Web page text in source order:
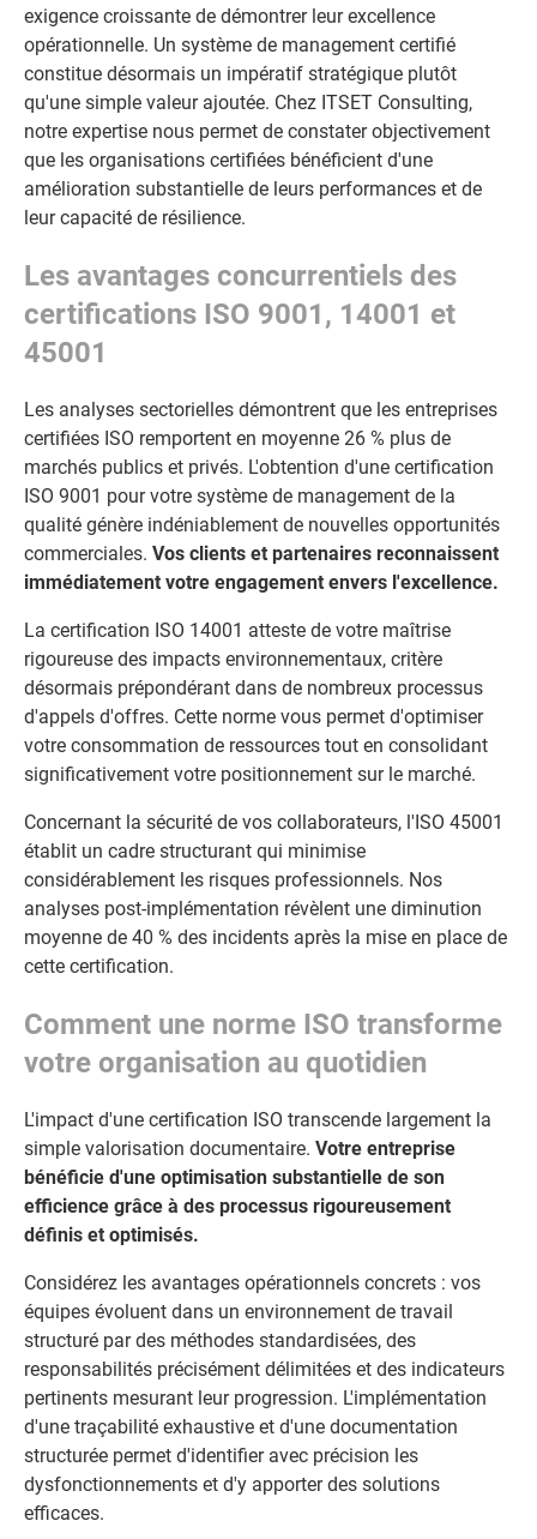
exigence croissante de démontrer leur excellence
opérationnelle. Un système de management certifié
constitue désormais un impératif stratégique plutôt
qu'une simple valeur ajoutée. Chez ITSET Consulting,
notre expertise nous permet de constater objectivement
que les organisations certifiées bénéficient d'une
amélioration substantielle de leurs performances et de
leur capacité de résilience.
Les avantages concurrentiels des
certifications ISO 9001, 14001 et
45001
Les analyses sectorielles démontrent que les entreprises
certifiées ISO remportent en moyenne 26 % plus de
marchés publics et privés. L'obtention d'une certification
ISO 9001 pour votre système de management de la
qualité génère indéniablement de nouvelles opportunités
commerciales. Vos clients et partenaires reconnaissent
immédiatement votre engagement envers l'excellence.
La certification ISO 14001 atteste de votre maîtrise
rigoureuse des impacts environnementaux, critère
désormais prépondérant dans de nombreux processus
d'appels d'offres. Cette norme vous permet d'optimiser
votre consommation de ressources tout en consolidant
significativement votre positionnement sur le marché.
Concernant la sécurité de vos collaborateurs, l'ISO 45001
établit un cadre structurant qui minimise
considérablement les risques professionnels. Nos
analyses post-implémentation révèlent une diminution
moyenne de 40 % des incidents après la mise en place de
cette certification.
Comment une norme ISO transforme
votre organisation au quotidien
L'impact d'une certification ISO transcende largement la
simple valorisation documentaire. Votre entreprise
bénéficie d'une optimisation substantielle de son
efficience grâce à des processus rigoureusement
définis et optimisés.
Considérez les avantages opérationnels concrets : vos
équipes évoluent dans un environnement de travail
structuré par des méthodes standardisées, des
responsabilités précisément délimitées et des indicateurs
pertinents mesurant leur progression. L'implémentation
d'une traçabilité exhaustive et d'une documentation
structurée permet d'identifier avec précision les
dysfonctionnements et d'y apporter des solutions
efficaces.